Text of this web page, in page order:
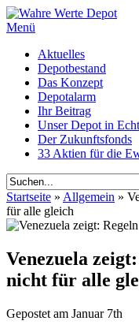
Menü
Aktuelles
Depotbestand
Das Konzept
Depotalarm
Ihr Beitrag
Unser Depot in
Der Zukunftsfonds
33 Aktien für die
Startseite » Allgemein »
für alle gleich
Venezuela
nicht für alle
Gepostet am Januar 7th